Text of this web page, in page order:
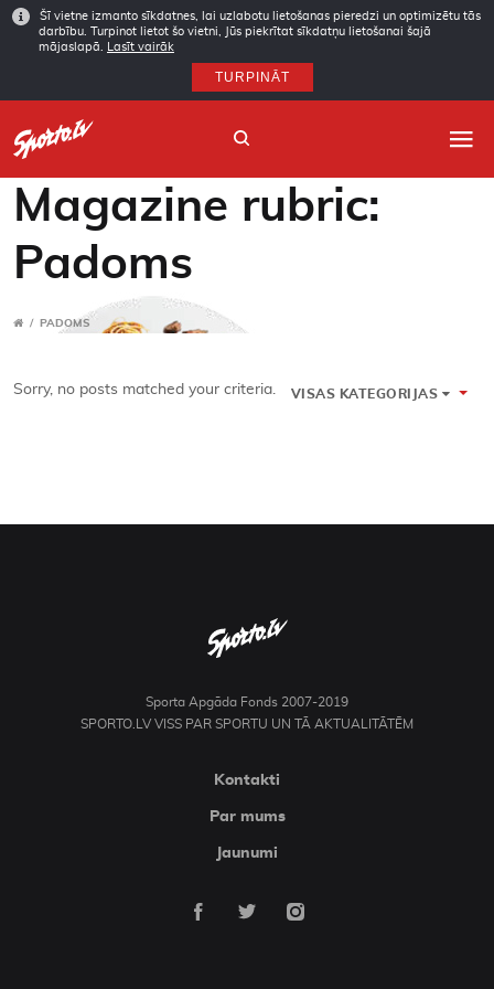
Šī vietne izmanto sīkdatnes, lai uzlabotu lietošanas pieredzi un optimizētu tās
darbību. Turpinot lietot šo vietni, Jūs piekrītat sīkdatņu lietošanai šajā
mājaslapā.
Lasīt vairāk
TURPINĀT
Sporta veidi
Magazine rubric:
Padoms
/ PADOMS
VISAS KATEGORIJAS
Sorry, no posts matched your criteria.
Sporta Apgāda Fonds 2007-2019
SPORTO.LV VISS PAR SPORTU UN TĀ AKTUALITĀTĒM
Kontakti
Par mums
Jaunumi